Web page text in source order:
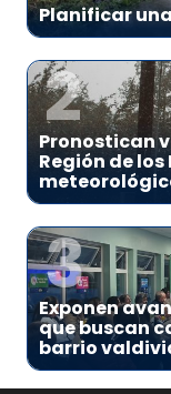
Planificar
2
Pronostican
Región de
3
Exponen
que buscan
barrio